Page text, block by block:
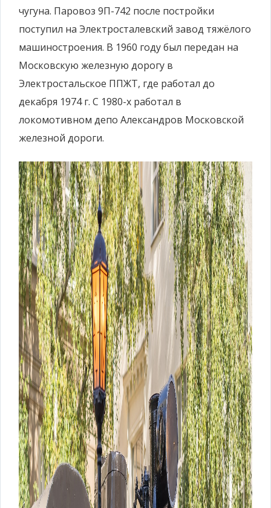
чугуна. Паровоз 9П-742 после постройки
поступил на Электросталевский завод тяжёлого
машиностроения. В 1960 году был передан на
Московскую железную дорогу в
Электростальское ППЖТ, где работал до
декабря 1974 г. С 1980-х работал в
локомотивном депо Александров Московской
железной дороги.